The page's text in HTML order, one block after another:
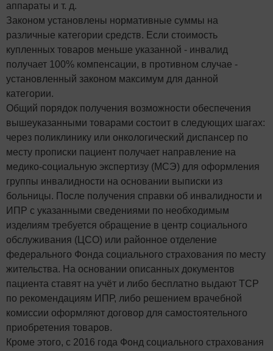
аппараты и т. д.
Законом установлены нормативные суммы на
различные категории средств. Если стоимость
купленных товаров меньше указанной - инвалид
получает 100% компенсации, в противном случае -
установленный законом максимум для данной
категории.
Общий порядок получения возможности обеспечения
вышеуказанными товарами состоит в следующих шагах:
через поликлинику или онкологический диспансер по
месту прописки пациент получает направление на
медико-социальную экспертизу (МСЭ) для оформления
группы инвалидности на основании выписки из
больницы. После получения справки об инвалидности и
ИПР с указанными сведениями по необходимым
изделиям требуется обращение в центр социального
обслуживания (ЦСО) или районное отделение
федерального Фонда социального страхования по месту
жительства. На основании описанных документов
пациента ставят на учёт и либо бесплатно выдают ТСР
по рекомендациям ИПР, либо решением врачебной
комиссии оформляют договор для самостоятельного
приобретения товаров.
Кроме этого, с 2016 года Фонд социального страхования